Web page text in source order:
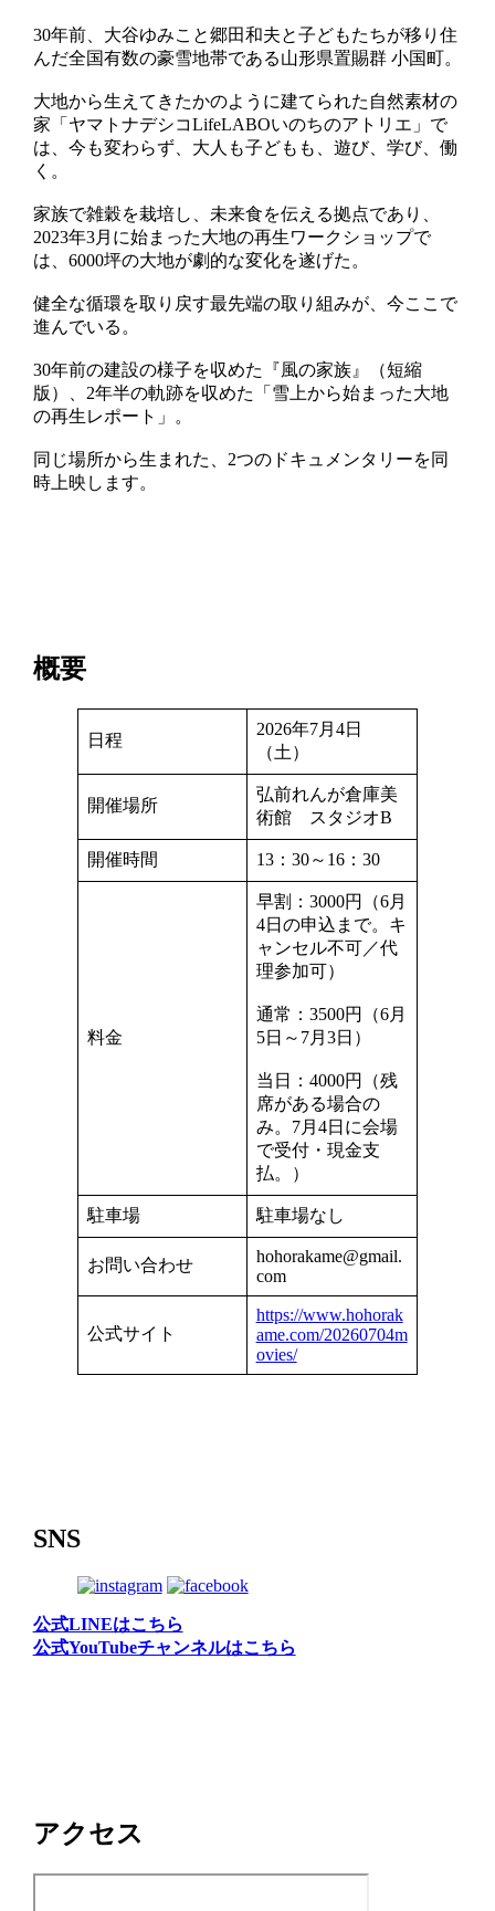
30年前、大谷ゆみこと郷田和夫と子どもたちが移り住
んだ全国有数の豪雪地帯である山形県置賜群 小国町。
大地から生えてきたかのように建てられた自然素材の
家「ヤマトナデシコLifeLABOいのちのアトリエ」で
は、今も変わらず、大人も子どもも、遊び、学び、働
く。
家族で雑穀を栽培し、未来食を伝える拠点であり、
2023年3月に始まった大地の再生ワークショップで
は、6000坪の大地が劇的な変化を遂げた。
健全な循環を取り戻す最先端の取り組みが、今ここで
進んでいる。
30年前の建設の様子を収めた『風の家族』（短縮
版）、2年半の軌跡を収めた「雪上から始まった大地
の再生レポート」。
同じ場所から生まれた、2つのドキュメンタリーを同
時上映します。
概要
日程
2026年7月4日
（土）
開催場所
弘前れんが倉庫美
術館 スタジオB
開催時間 13：30～16：30
料金
早割：3000円（6月
4日の申込まで。キ
ャンセル不可／代
理参加可）
通常：3500円（6月
5日～7月3日）
当日：4000円（残
席がある場合の
み。7月4日に会場
で受付・現金支
払。）
駐車場 駐車場なし
お問い合わせ
hohorakame@gmail.
com
公式サイト
https://www.hohorak
ame.com/20260704m
ovies/
SNS
公式LINEはこちら
公式YouTubeチャンネルはこちら
アクセス